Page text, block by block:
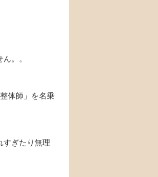
。。
体師」を名乗
すぎたり無理